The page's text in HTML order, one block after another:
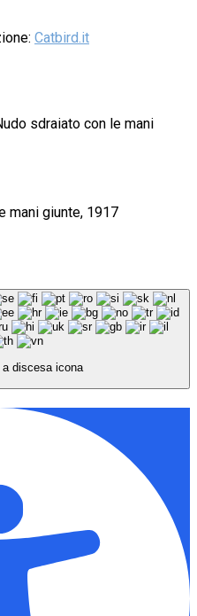
Catbird.it
sdraiato con le mani
mani giunte, 1917